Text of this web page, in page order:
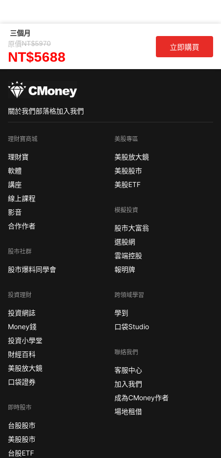
三個月
原價NT$5970
NT$5688
立即購買
關於我們部落格加入我們
理財寶商城
理財寶
軟體
講座
線上課程
影音
合作作者
股市社群
股市爆料同學會
投資理財
投資網誌
Money錢
投資小學堂
財經百科
美股放大鏡
口袋證券
即時股市
台股股市
美股股市
台股ETF
美股專區
美股放大鏡
美股股市
美股ETF
模擬投資
股市大富翁
選股網
雲端控股
報明牌
跨領域學習
學到
口袋Studio
聯絡我們
客服中心
加入我們
成為CMoney作者
場地租借